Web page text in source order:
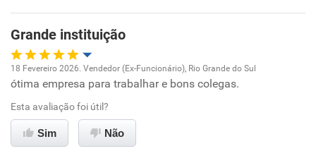
Ambiente de trabalho
Conciliação com a vida familiar
Benefícios
Não recomenda esta empresa
Grande instituição
Oportunidade de promoção
Ambiente de trabalho
18 Fevereiro 2026. Vendedor (Ex-Funcionário), Rio Grande do Sul
ótima empresa para trabalhar e bons colegas.
Esta avaliação foi útil?
Sim Não